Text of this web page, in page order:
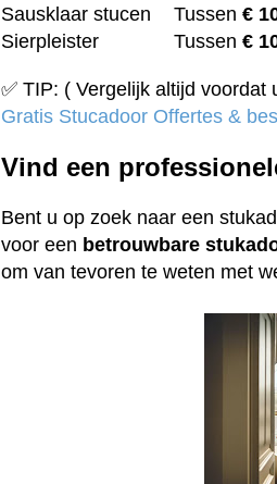
Sausklaar stucen
Tussen€
Sierpleister
Tussen€
✅ TIP: ( Vergelijk altijd voordat
Gratis Stucadoor Offertes &
Vind een
Bent u op zoek naar een
voor een betrouwbare
om van tevoren te weten met